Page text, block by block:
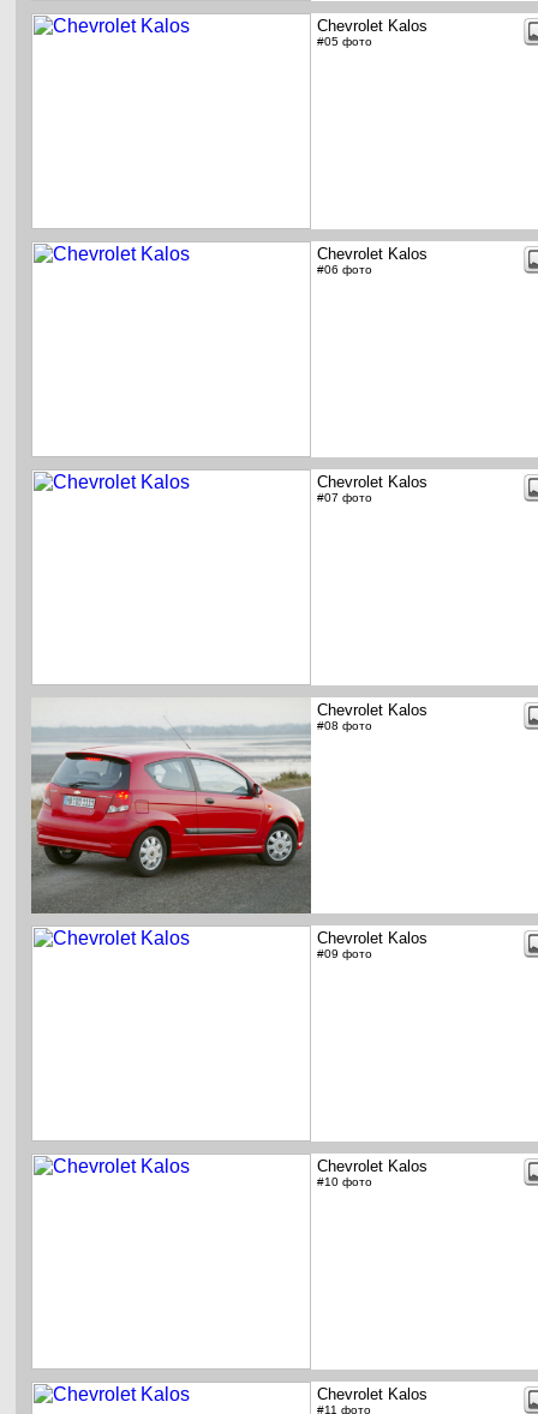
Chevrolet Kalos
#05 фото
Chevrolet Kalos
#06 фото
Chevrolet Kalos
#07 фото
Chevrolet Kalos
#08 фото
Chevrolet Kalos
#09 фото
Chevrolet Kalos
#10 фото
Chevrolet Kalos
#11 фото